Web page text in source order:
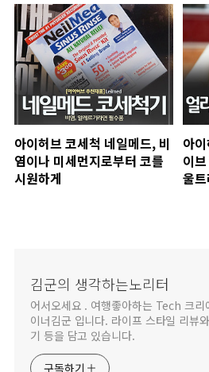
아이허브 코세척 네일메드, 비
염이나 미세먼지로부터 코를
시원하게
아
이
울
김군의 생각하는노리터
어서오세요 . 여행좋아하는 Tech 크리
이너김군 입니다. 라이프 스타일 리뷰
기 등을 담고 있습니다.
구독하기